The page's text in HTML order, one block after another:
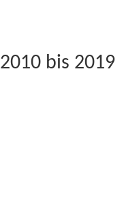
2010 bis 2019